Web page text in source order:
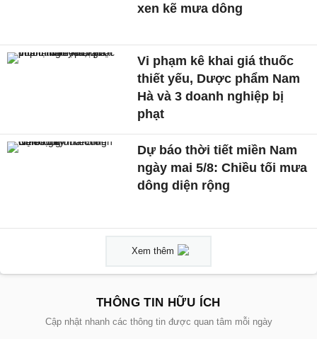
xen kẽ mưa dông
Vi phạm kê khai giá thuốc
thiết yếu, Dược phẩm Nam
Hà và 3 doanh nghiệp bị
phạt
Dự báo thời tiết miền Nam
ngày mai 5/8: Chiều tối mưa
dông diện rộng
Xem thêm
THÔNG TIN HỮU ÍCH
Cập nhật nhanh các thông tin được quan tâm mỗi ngày